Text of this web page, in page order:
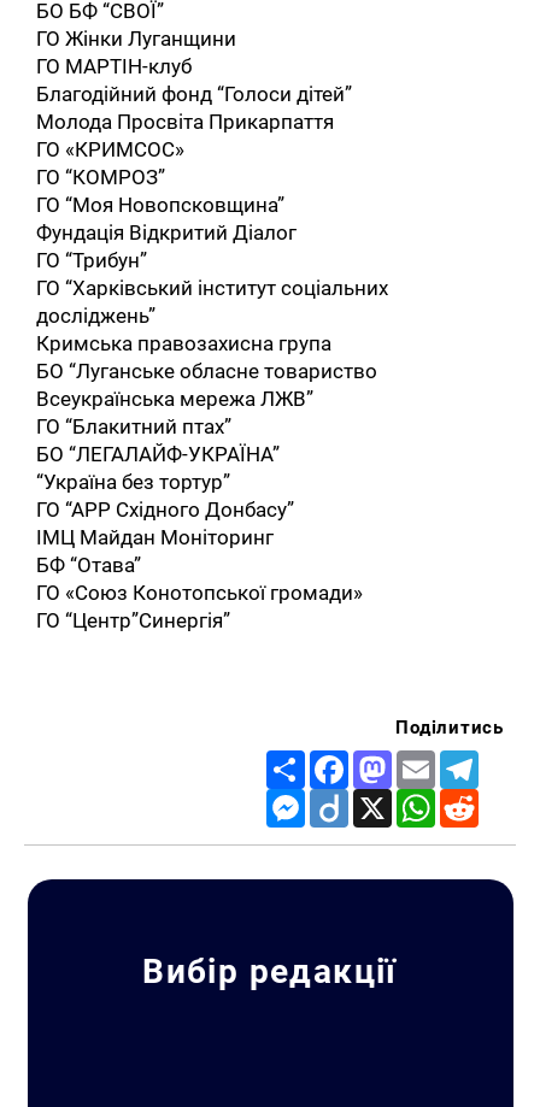
БО БФ “СВОЇ”
ГО Жінки Луганщини
ГО МАРТІН-клуб
Благодійний фонд “Голоси дітей”
Молода Просвіта Прикарпаття
ГО «КРИМСОС»
ГО “КОМРОЗ”
ГО “Моя Новопсковщина”
Фундація Відкритий Діалог
ГО “Трибун”
ГО “Харківський інститут соціальних
досліджень”
Кримська правозахисна група
БО “Луганське обласне товариство
Всеукраїнська мережа ЛЖВ”
ГО “Блакитний птах”
БО “ЛЕГАЛАЙФ-УКРАЇНА”
“Україна без тортур”
ГО “АРР Східного Донбасу”
ІМЦ Майдан Моніторинг
БФ “Отава”
ГО «Союз Конотопської громади»
ГО “Центр”Синергія”
Поділитись
Share FacebookMastodon
Email
Messenger
Diigo X WhatsApp
Вибір редакції